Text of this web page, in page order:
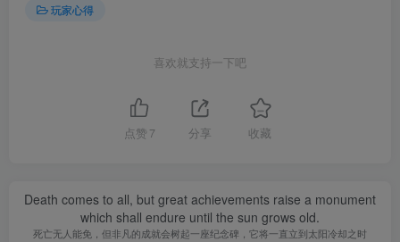
玩家心得
喜欢就支持一下吧
点赞 7 分享 收藏
Death comes to all, but great achievements raise a monument
which shall endure until the sun grows old.
死亡无人能免，但非凡的成就会树起一座纪念碑，它将一直立到太阳冷却之时